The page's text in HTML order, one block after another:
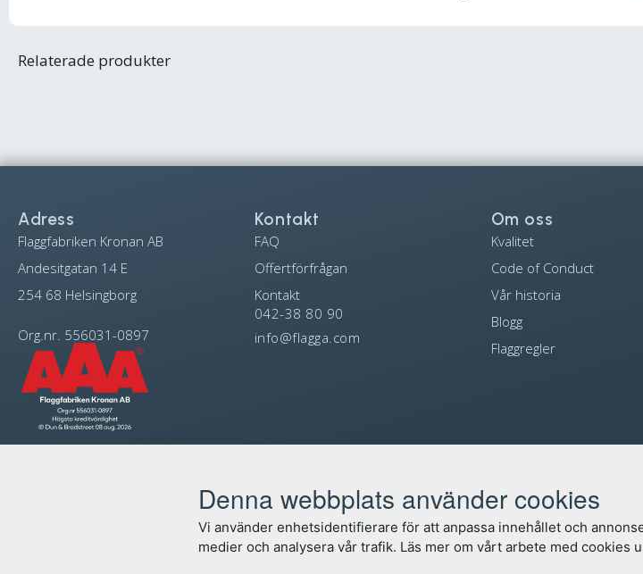
Denna webbplats använder cookies
Vi använder enhetsidentifierare för att anpassa innehållet och
medier och analysera vår trafik. Läs mer om vårt arbete med cookies
Relaterade produkter
Adress
Flaggfabriken Kronan AB
Andesitgatan 14 E
254 68 Helsingborg
Org.nr. 556031-0897
Kontakt
FAQ
Offertförfrågan
Kontakt
042-38 80 90
info@flagga.com
Om oss
Kvalitet
Code of Conduct
Vår historia
Blogg
Flaggregler